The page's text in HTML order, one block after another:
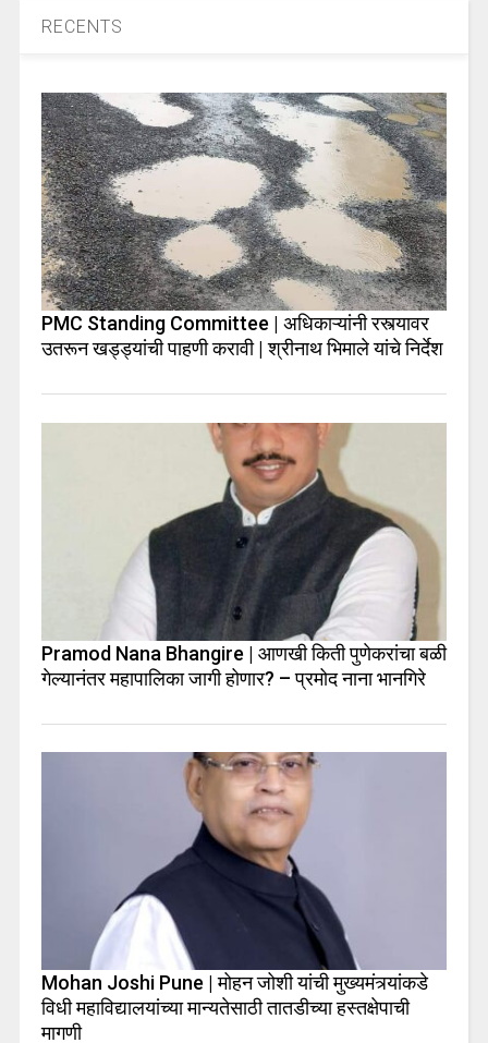
RECENTS
PMC Standing Committee | अधिकाऱ्यांनी रस्त्यावर
उतरून खड्ड्यांची पाहणी करावी | श्रीनाथ भिमाले यांचे निर्देश
Pramod Nana Bhangire | आणखी किती पुणेकरांचा बळी
गेल्यानंतर महापालिका जागी होणार? – प्रमोद नाना भानगिरे
Mohan Joshi Pune | मोहन जोशी यांची मुख्यमंत्र्यांकडे
विधी महाविद्यालयांच्या मान्यतेसाठी तातडीच्या हस्तक्षेपाची
मागणी